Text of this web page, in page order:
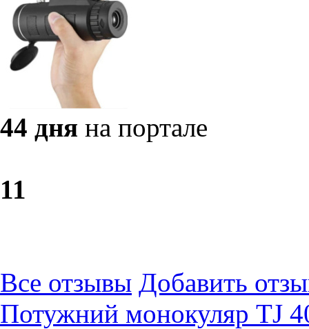
44 дня на портале
11
Все отзывы Добавить
Потужний монокуляр TJ